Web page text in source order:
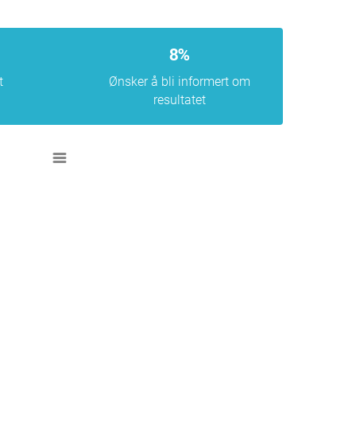
8%
Ønsker å bli informert om
resultatet